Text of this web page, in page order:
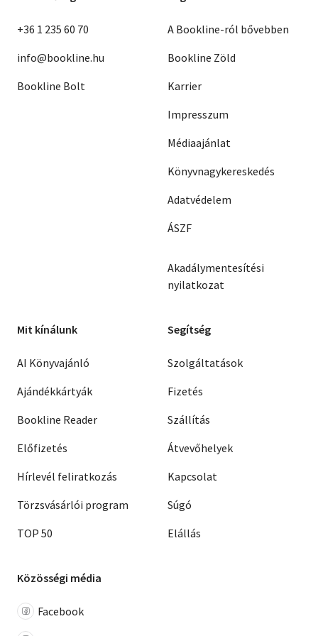
+36 1 235 60 70
info@bookline.hu
Bookline Bolt
A Bookline-ról bővebben
Bookline Zöld
Karrier
Impresszum
Médiaajánlat
Könyvnagykereskedés
Adatvédelem
ÁSZF
Akadálymentesítési
nyilatkozat
Mit kínálunk
AI Könyvajánló
Ajándékkártyák
Bookline Reader
Előfizetés
Hírlevél feliratkozás
Törzsvásárlói program
TOP 50
Segítség
Szolgáltatások
Fizetés
Szállítás
Átvevőhelyek
Kapcsolat
Súgó
Elállás
Közösségi média
Facebook